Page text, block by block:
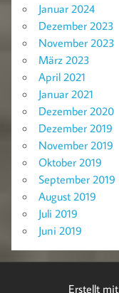
Januar 2024
Dezember 2023
November 2023
März 2023
April 2021
Januar 2021
Dezember 2020
Dezember 2019
November 2019
Oktober 2019
September 2019
August 2019
Juli 2019
Juni 2019
Erstellt mit